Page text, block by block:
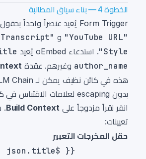
الخطوة 4 — بناء سياق المطالبة
Form Trigger يُعيد عنصراً واحداً بحقول مسماة
"YouTube URL" و "Transcript"
Style" . استدعاء oEmbed يُعيد
author_name وغيرهم. عقدة
بدون escaping لعلامات الاقتباس في كل مكان.
انقر نقراً مزدوجاً على Build Context
.
تعيينات:
حقل المخرجات التعبير
{{ $json.title